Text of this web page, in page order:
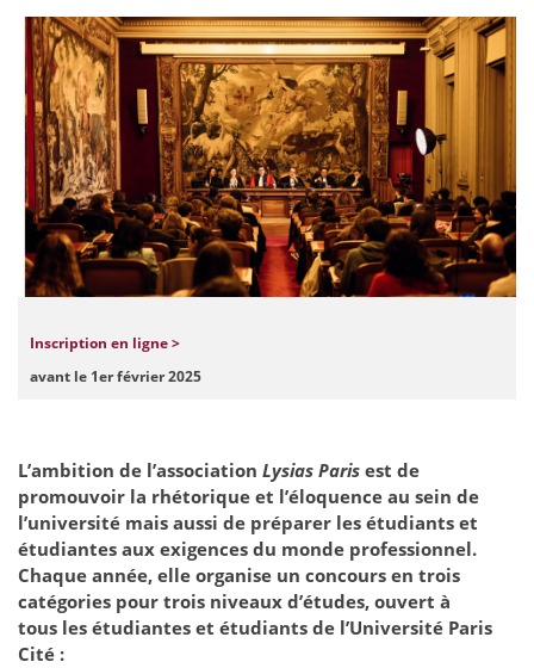
Inscription en ligne >
avant le 1er février 2025
L’ambition de l’association Lysias Paris est de
promouvoir la rhétorique et l’éloquence au sein de
l’université mais aussi de préparer les étudiants et
étudiantes aux exigences du monde professionnel.
Chaque année, elle organise un concours en trois
catégories pour trois niveaux d’études, ouvert à
tous les étudiantes et étudiants de l’Université Paris
Cité :